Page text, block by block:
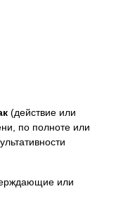
(действие или
по полноте или
или